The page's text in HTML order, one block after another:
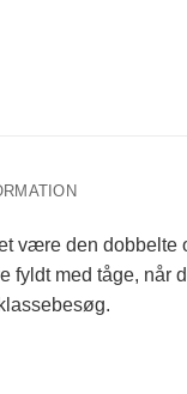
være den dobbelte
med tåge, når